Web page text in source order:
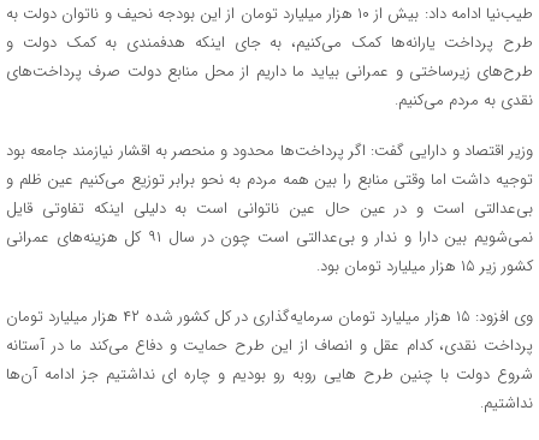
طیب‌نیا ادامه داد: بیش از ۱۰ هزار میلیارد تومان از این بودجه نحیف و ناتوان دولت به
طرح پرداخت یارانه‌ها کمک می‌کنیم، به جای اینکه هدفمندی به کمک دولت و
طرح‌های زیرساختی و عمرانی بیاید ما داریم از محل منابع دولت صرف پرداخت‌های
نقدی به مردم می‌کنیم.
وزیر اقتصاد و دارایی گفت: اگر پرداخت‌ها محدود و منحصر به اقشار نیازمند جامعه بود
توجیه داشت اما وقتی منابع را بین همه مردم به نحو برابر توزیع می‌کنیم عین ظلم و
بی‌عدالتی است و در عین حال عین ناتوانی است به دلیلی اینکه تفاوتی قایل
نمی‌شویم بین دارا و ندار و بی‌عدالتی است چون در سال ۹۱ کل هزینه‌های عمرانی
کشور زیر ۱۵ هزار میلیارد تومان بود.
وی افزود: ۱۵ هزار میلیارد تومان سرمایه‌گذاری در کل کشور شده ۴۲ هزار میلیارد تومان
پرداخت نقدی، کدام عقل و انصاف از این طرح حمایت و دفاع می‌کند ما در آستانه
شروع دولت با چنین طرح هایی روبه رو بودیم و چاره ای نداشتیم جز ادامه آن‌ها
نداشتیم.